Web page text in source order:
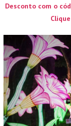
Desconto com o